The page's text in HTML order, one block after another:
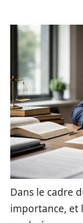
Dans le cadre
importance, et